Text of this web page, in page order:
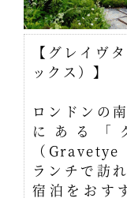
【グレイヴ
ックス）】
ロンドンの
にある「
（
ランチで訪
宿泊をおす